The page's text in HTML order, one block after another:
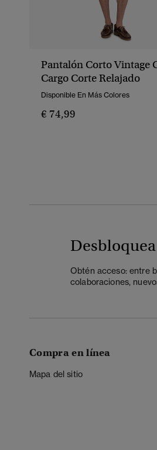
Pantalón Corto Vintage
Cargo Corte Relajado
Disponible En Más Colores
€ 74,99
Obtén acceso: entre
colaboraciones,
Compra en línea
Mapa del sitio